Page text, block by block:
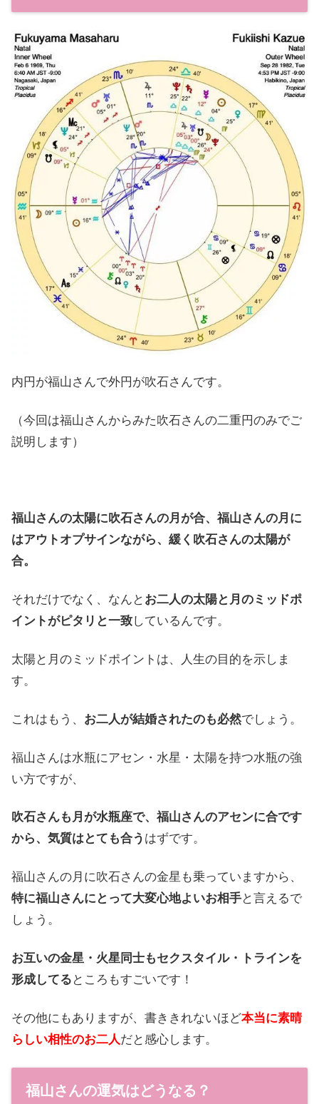
内円が福山さんで外円が吹石さんです。
（今回は福山さんからみた吹石さんの二重円のみでご
説明します）
福山さんの太陽に吹石さんの月が合、福山さんの月に
はアウトオプサインながら、緩く吹石さんの太陽が
合。
それだけでなく、なんと お二人の太陽と月のミッドポ
イントがピタリと一致しているんです。
太陽と月のミッドポイントは、人生の目的を示しま
す。
これはもう、 お二人が結婚されたのも必然でしょう。
福山さんは水瓶にアセン・水星・太陽を持つ水瓶の強
い方ですが、
吹石さんも月が水瓶座で、福山さんのアセンに合です
から、気質はとても合う はずです。
福山さんの月に吹石さんの金星も乗っていますから、
特に福山さんにとって大変心地よいお相手と言えるで
しょう。
お互いの金星・火星同士もセクスタイル・トラインを
形成してる ところもすごいです！
その他にもありますが、書ききれないほど本当に素晴
らしい相性のお二人だと感心します。
福山さんの運気はどうなる？